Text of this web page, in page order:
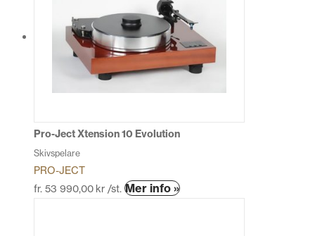
varianter.
De
olika
alternativen
väljas
Pro-Ject Xtension 10 Evolution
Skivspelare
PRO-JECT
fr. 53 990,00 kr /st. Mer info »Den